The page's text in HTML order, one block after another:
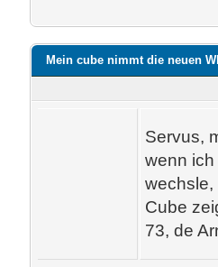
Mein cube nimmt die neuen
Servus,
wenn
wechsle,
Cube
73, de